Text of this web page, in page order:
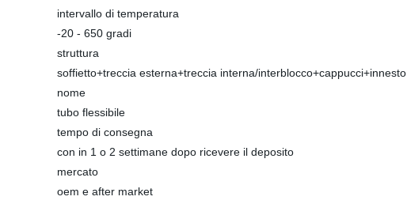
intervallo di temperatura
-20 - 650 gradi
struttura
soffietto+treccia esterna+treccia interna/interblocco+cappucci+innesto
nome
tubo flessibile
tempo di consegna
con in 1 o 2 settimane dopo ricevere il deposito
mercato
oem e after market